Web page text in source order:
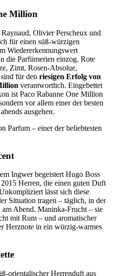
Million
Olivier Perscheux und
für einen süß-würzigen
Wiedererkennungswert
die Parfümerien einzog. Rote
Zimt, Rosen-Absolue,
sind für denriesigen Erfolg von
verantwortlich. Eingebettet
ist Paco Rabanne One Million
vor allem einer der besten
ausgehen.
Ingwer begeistert Hugo Boss
Herren, die einen guten Duft
lässt sich diese
Situation tragen – täglich, in der
Abend. Maninka-Frucht – sie
mit Rum – und aromatischer
Herznote in ein würzig-warmes
orientalischer Herrenduft aus